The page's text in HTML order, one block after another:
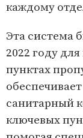
каждому
Эта система
2022 году
пунктах
санитарный
ключевых